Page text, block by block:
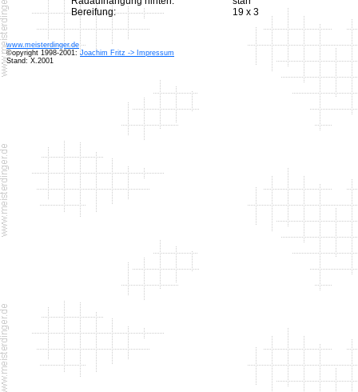
Bereifung:
19 x 3
www.meisterdinger.de
©opyright 1998-2001: Joachim Fritz -> Impressum
Stand: X.2001